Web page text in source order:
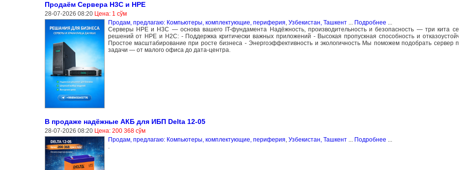
Продаём Сервера H3C и HPE
28-07-2026 08:20 Цена: 1 сўм
Продам, предлагаю: Компьютеры, комплектующие, периферия, Узбекистан, Ташкент... Подробнее ...
Серверы HPE и H3C — основа вашего IT-фундамента Надёжность, производительность и безопасность — три кита
решений от HPE и H2C: - Поддержка критически важных приложений - Высокая пропускная способность и
Простое масштабирование при росте бизнеса - Энергоэффективность и экологичность Мы поможем подобрать сервер
задачи — от малого офиса до дата-центра.
В продаже надёжные АКБ для ИБП Delta 12-05
28-07-2026 08:20 Цена: 200 368 сўм
Продам, предлагаю: Компьютеры, комплектующие, периферия, Узбекистан, Ташкент... Подробнее ...
.